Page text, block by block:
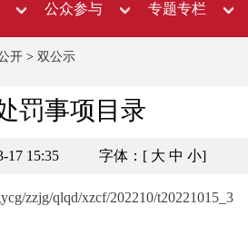
公众参与 专题专栏
开 > 双公示
罚事项目录
17 15:35 字体：[ 大 中 小]
zzjg/qlqd/xzcf/202210/t20221015_3